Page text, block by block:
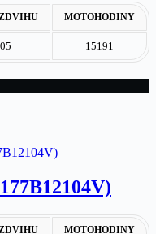
MOTOHODINY
15191
MOTOHODINY